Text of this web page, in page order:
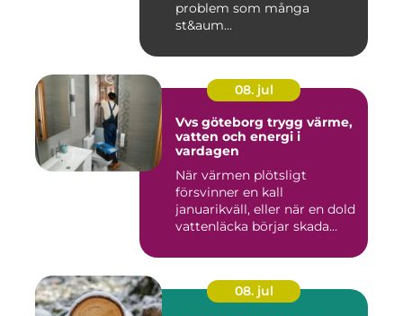
problem som många
st&aum...
08. jul
Vvs göteborg trygg värme,
vatten och energi i
vardagen
När värmen plötsligt
försvinner en kall
januarikväll, eller när en dold
vattenläcka börjar skada
08. jul